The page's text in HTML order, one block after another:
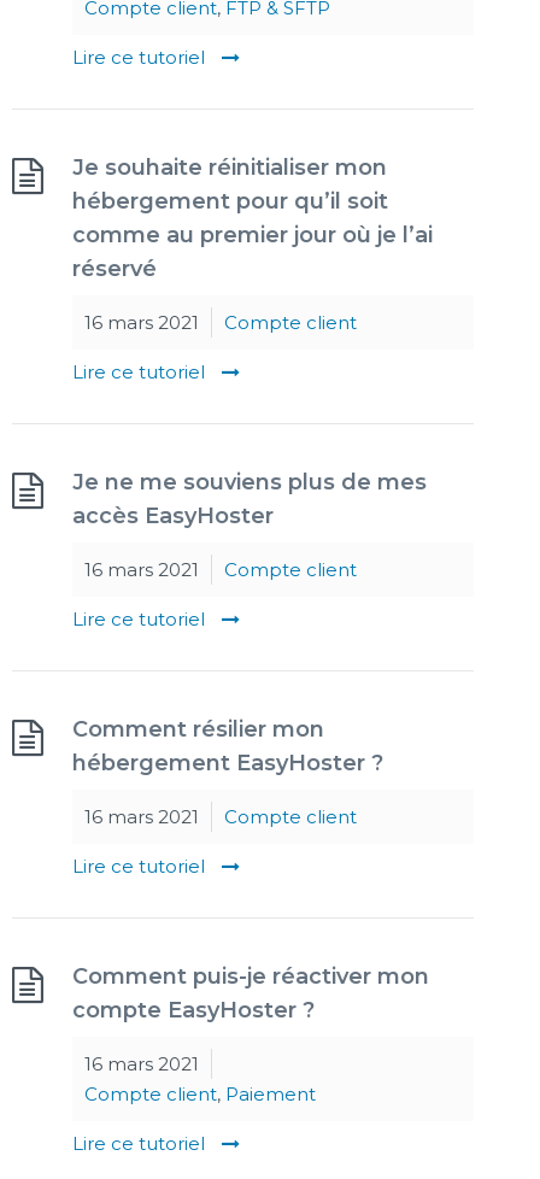
Compte client, FTP & SFTP
Lire ce tutoriel
Je souhaite réinitialiser mon
hébergement pour qu’il soit
comme au premier jour où je l’ai
réservé
16 mars 2021 Compte client
Lire ce tutoriel
Je ne me souviens plus de mes
accès EasyHoster
16 mars 2021 Compte client
Lire ce tutoriel
Comment résilier mon
hébergement EasyHoster ?
16 mars 2021 Compte client
Lire ce tutoriel
Comment puis-je réactiver mon
compte EasyHoster ?
16 mars 2021
Compte client, Paiement
Lire ce tutoriel